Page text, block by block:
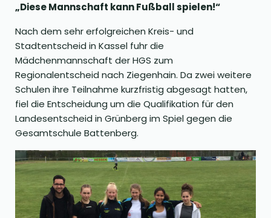
„Diese Mannschaft kann Fußball spielen!“
Nach dem sehr erfolgreichen Kreis- und
Stadtentscheid in Kassel fuhr die
Mädchenmannschaft der HGS zum
Regionalentscheid nach Ziegenhain. Da zwei weitere
Schulen ihre Teilnahme kurzfristig abgesagt hatten,
fiel die Entscheidung um die Qualifikation für den
Landesentscheid in Grünberg im Spiel gegen die
Gesamtschule Battenberg.